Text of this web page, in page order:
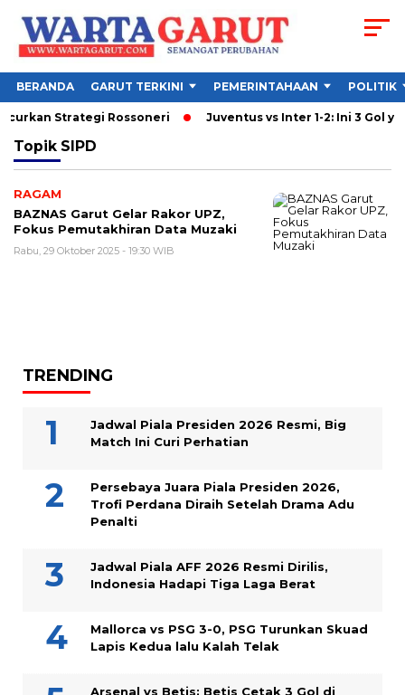
BERANDA GARUT TERKINI PEMERINTAHAAN POLITIK
Strategi Rossoneri Juventus vs Inter 1-2: Ini 3 Gol
Topik SIPD
RAGAM
BAZNAS Garut Gelar Rakor UPZ,
Fokus Pemutakhiran Data Muzaki
Rabu, 29 Oktober 2025 - 19:30 WIB
TRENDING
Jadwal Piala Presiden 2026 Resmi, Big
Match Ini Curi Perhatian
Persebaya Juara Piala Presiden 2026,
Trofi Perdana Diraih Setelah Drama Adu
Penalti
Jadwal Piala AFF 2026 Resmi Dirilis,
Indonesia Hadapi Tiga Laga Berat
Mallorca vs PSG 3-0, PSG Turunkan Skuad
Lapis Kedua lalu Kalah Telak
Arsenal vs Betis: Betis Cetak 3 Gol di